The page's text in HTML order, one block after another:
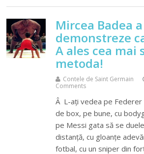
Mircea Badea
demonstreze
A ales cea mai
metoda!
Contele de Saint Germain
Comments
Â L-ați vedea pe Federer
de box, pe bune, cu
pe Messi gata să se
distanță, cu gloanțe
fotbal, cu un sniper din